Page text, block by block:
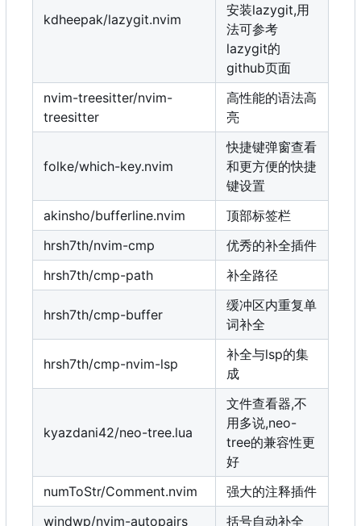
kdheepak/lazygit.nvim
安装lazygit,用
法可参考
lazygit的
github页面
nvim-treesitter/nvim-
treesitter
高性能的语法高
亮
folke/which-key.nvim
快捷键弹窗查看
和更方便的快捷
键设置
akinsho/bufferline.nvim
顶部标签栏
hrsh7th/nvim-cmp
优秀的补全插件
hrsh7th/cmp-path
补全路径
hrsh7th/cmp-buffer
缓冲区内重复单
词补全
hrsh7th/cmp-nvim-lsp
补全与lsp的集
成
kyazdani42/neo-tree.lua
文件查看器,不
用多说,neo-
tree的兼容性更
好
numToStr/Comment.nvim
强大的注释插件
windwp/nvim-autopairs
括号自动补全